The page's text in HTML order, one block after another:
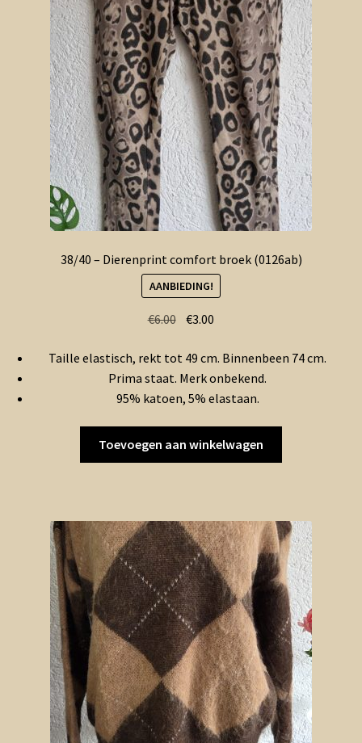
38/40 – Dierenprint comfort broek (0126ab)
AANBIEDING!
€6.00 Oorspronkelijke
was:
€6.00.
€3.00
is:
€3.00.
Taille elastisch, rekt tot 49 cm. Binnenbeen 74 cm.
Prima staat. Merk onbekend.
95% katoen, 5% elastaan.
Toevoegen aan winkelwagen